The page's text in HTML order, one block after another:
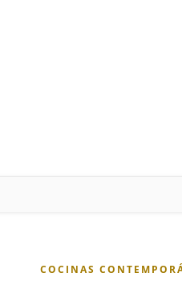
COCINAS